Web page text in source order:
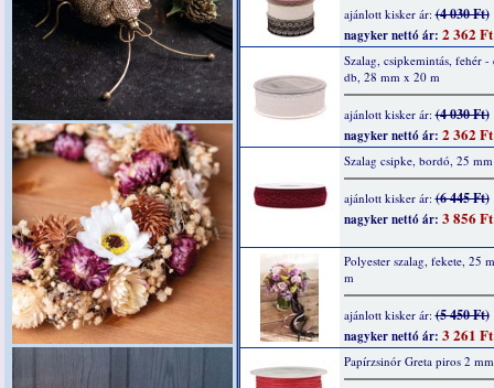
ajánlott kisker ár:(4 030 Ft)
nagyker nettó ár: 2 362 Ft
Szalag, csipkemintás, fehér -
db, 28 mm x 20 m
ajánlott kisker ár:(4 030 Ft)
nagyker nettó ár: 2 362 Ft
Szalag csipke, bordó, 25
ajánlott kisker ár:(6 445 Ft)
nagyker nettó ár: 3 856 Ft
Polyester szalag, fekete, 25
m
ajánlott kisker ár:(5 450 Ft)
nagyker nettó ár: 3 261 Ft
Papírzsinór Greta piros 2